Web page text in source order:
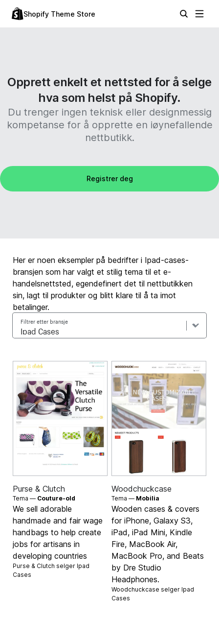
Shopify Theme Store
Opprett enkelt et nettsted for å selge
hva som helst på Shopify.
Du trenger ingen teknisk eller designmessig
kompetanse for å opprette en iøynefallende
nettbutikk.
Registrer deg
Her er noen eksempler på bedrifter i Ipad-cases-
bransjen som har valgt et stilig tema til et e-
handelsnettsted, egendefinert det til nettbutikken
sin, lagt til produkter og blitt klare til å ta imot
betalinger.
Filtrer etter bransje
Purse & Clutch
Tema — Couture-old
We sell adorable
handmade and fair wage
handbags to help create
jobs for artisans in
developing countries
Purse & Clutch selger Ipad
Cases
Woodchuckcase
Tema — Mobilia
Wooden cases & covers
for iPhone, Galaxy S3,
iPad, iPad Mini, Kindle
Fire, MacBook Air,
MacBook Pro, and Beats
by Dre Studio
Headphones.
Woodchuckcase selger Ipad
Cases